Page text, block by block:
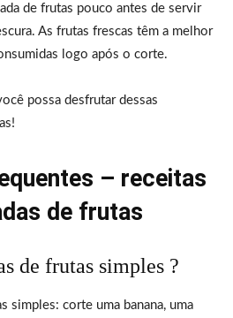
de frutas pouco antes de servir
As frutas frescas têm a melhor
logo após o corte.
possa desfrutar dessas
– receitas
de frutas
de frutas simples ?
simples: corte uma banana, uma